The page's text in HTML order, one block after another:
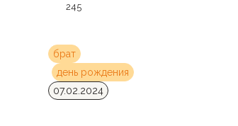
245
брат
день рождения
07.02.2024